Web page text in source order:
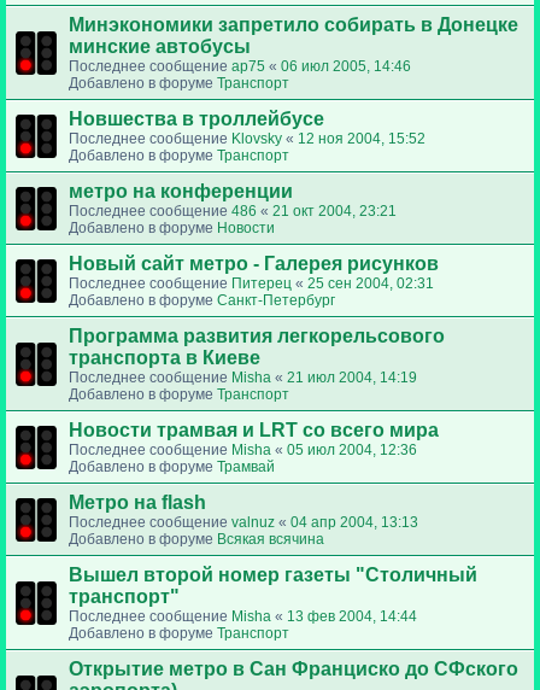
Минэкономики запретило собирать в Донецке
минские автобусы
Последнее сообщение ap75 « 06 июл 2005, 14:46
Добавлено в форуме Транспорт
Новшества в троллейбусе
Последнее сообщение Klovsky « 12 ноя 2004, 15:52
Добавлено в форуме Транспорт
метро на конференции
Последнее сообщение 486 « 21 окт 2004, 23:21
Добавлено в форуме Новости
Новый сайт метро - Галерея рисунков
Последнее сообщение Питерец « 25 сен 2004, 02:31
Добавлено в форуме Санкт-Петербург
Программа развития легкорельсового
транспорта в Киеве
Последнее сообщение Misha « 21 июл 2004, 14:19
Добавлено в форуме Транспорт
Новости трамвая и LRT со всего мира
Последнее сообщение Misha « 05 июл 2004, 12:36
Добавлено в форуме Трамвай
Метро на flash
Последнее сообщение valnuz « 04 апр 2004, 13:13
Добавлено в форуме Всякая всячина
Вышел второй номер газеты "Столичный
транспорт"
Последнее сообщение Misha « 13 фев 2004, 14:44
Добавлено в форуме Транспорт
Открытие метро в Сан Франциско до СФского